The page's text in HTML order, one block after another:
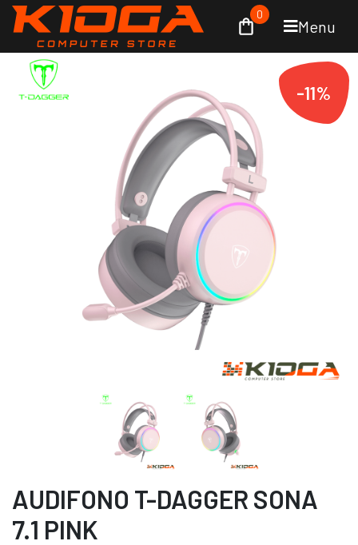
Menu
0
-11%
AUDIFONO T-DAGGER SONA
7.1 PINK